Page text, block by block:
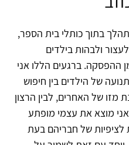
בתוך כותלי בית הספר,
ולבהות בילדים
ההפסקה. ברגעים הללו אני
של הילדים בין חיפוש
מזו של האחרים, לבין הרצון
מוצא את עצמי מופתע
לציפיות של חבריהם בעת